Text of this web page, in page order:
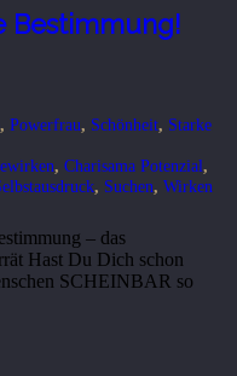
Bestimmung!
, Powerfrau, Schönheit, Starke
, Charisama Potenzial,
, Suchen, Wirken
– das
Hast Du Dich schon
SCHEINBAR so